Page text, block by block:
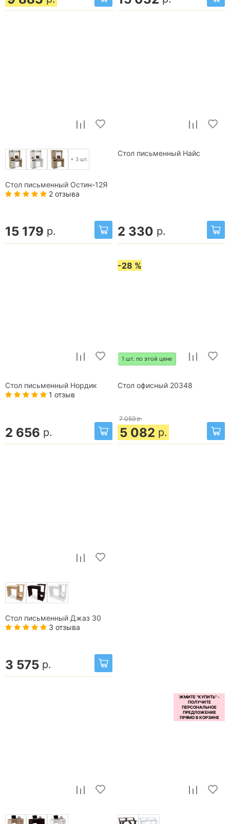
+ 3 шт.
Стол письменный Остин-12Я
2 отзыва
15 179 р.
Стол письменный Найс
2 330 р.
Стол письменный Нордик
1 отзыв
2 656 р.
-28 %
1 шт. по этой цене
Стол офисный 20348
7 059 р.
5 082 р.
Стол письменный Джаз 30
3 отзыва
3 575 р.